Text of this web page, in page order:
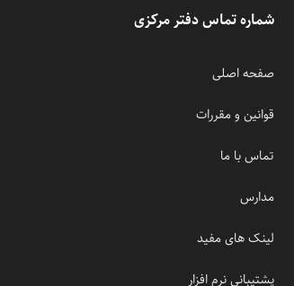
شماره تماس دفتر مرکزی
صفحه اصلی
قوانین و مقررات
تماس با ما
مدارس
لینک های مفید
پشتیبانی نرم افزار